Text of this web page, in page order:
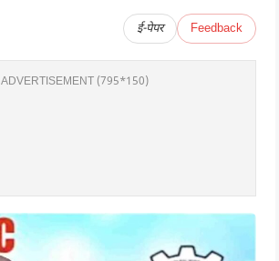
ई-पेपर Feedback
ADVERTISEMENT (795*150)